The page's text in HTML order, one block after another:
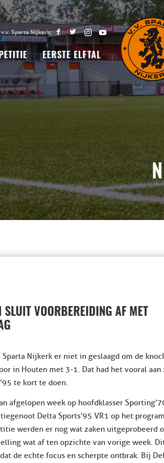
EERSTE ELFTAL
VOORBEREIDING AF MET
Nijkerk er niet in geslaagd om de
in Houten met 3-1. Dat had het vooral
te kort te doen.
afgelopen week op hoofdklasser
Delta Sports’95 VR1 op het
werden er nog wat zaken uitgeprobeerd
wat af ten opzichte van vorige week.
de echte focus en scherpte ontbrak. Bij